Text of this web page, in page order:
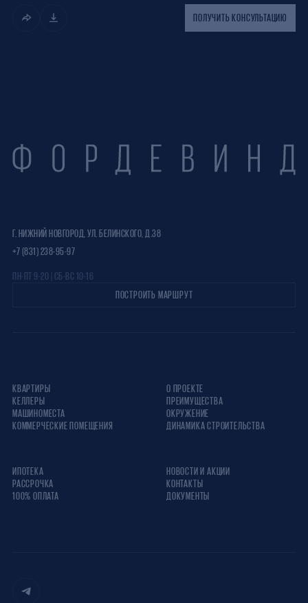
ПОЛУЧИТЬ КОНСУЛЬТАЦИЮ
Г. НИЖНИЙ НОВГОРОД, УЛ. БЕЛИНСКОГО, Д.38
+7 (831) 238-95-97
ПН-ПТ 9-20 | СБ-ВС 10-16
ПОСТРОИТЬ МАРШРУТ
КВАРТИРЫ
КЕЛЛЕРЫ
МАШИНОМЕСТА
КОММЕРЧЕСКИЕ ПОМЕЩЕНИЯ
О ПРОЕКТЕ
ПРЕИМУЩЕСТВА
ОКРУЖЕНИЕ
ДИНАМИКА СТРОИТЕЛЬСТВА
ИПОТЕКА
РАССРОЧКА
100% ОПЛАТА
НОВОСТИ И АКЦИИ
КОНТАКТЫ
ДОКУМЕНТЫ